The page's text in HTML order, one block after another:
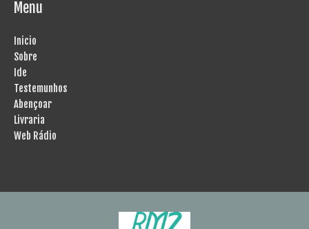
Menu
Inicio
Sobre
Ide
Testemunhos
Abençoar
Livraria
Web Rádio